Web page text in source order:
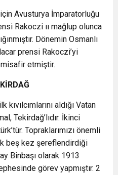
için Avusturya İmparatorluğu
Rakoczi ıı mağlup olunca
Dönemin Osmanlı
prensi Rakoczi’yi
misafir etmiştir.
kıvılcımlarını aldığı Vatan
Tekirdağ’lıdır. İkinci
Topraklarımızı önemli
beş kez şereflendirdiği
Binbaşı olarak 1913
görev yapmıştır. 2